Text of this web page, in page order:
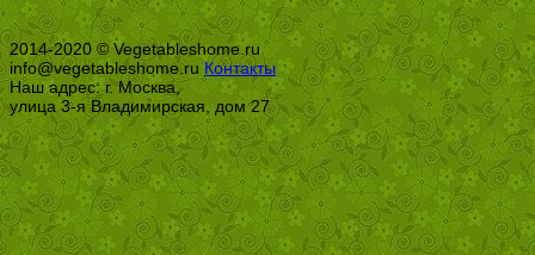
2014-2020 © Vegetableshome.ru
info@vegetableshome.ru Контакты
Наш адрес: г. Москва,
улица 3-я Владимирская, дом 27